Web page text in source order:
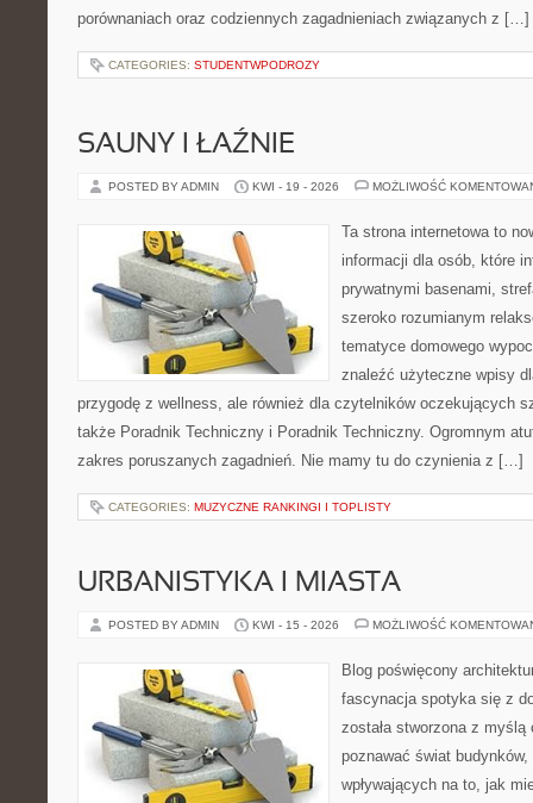
porównaniach oraz codziennych zagadnieniach związanych z […]
CATEGORIES: STUDENTWPODROZY
SAUNY I ŁAŹNIE
POSTED BY ADMIN KWI - 19 - 2026 MOŻLIWOŚĆ
Ta strona internetowa to
informacji dla osób, które
prywatnymi basenami,
szeroko rozumianym
tematyce domowego
znaleźć użyteczne wpisy
przygodę z wellness, ale również dla czytelników oczekujących
także Poradnik Techniczny i Poradnik Techniczny. Ogromnym
zakres poruszanych zagadnień. Nie mamy tu do czynienia z […]
CATEGORIES: MUZYCZNE RANKINGI I TOPLISTY
URBANISTYKA I MIASTA
POSTED BY ADMIN KWI - 15 - 2026 MOŻLIWOŚĆ
Blog poświęcony
fascynacja spotyka się z
została stworzona z
poznawać świat
wpływających na to, jak